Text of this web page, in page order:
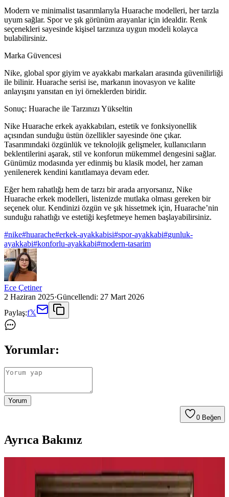
Modern ve minimalist tasarımlarıyla Huarache modelleri, her tarzla
uyum sağlar. Spor ve şık görünüm arayanlar için idealdir. Renk
seçenekleri sayesinde kişisel tarzınıza uygun modeli kolayca
bulabilirsiniz.
Marka Güvencesi
Nike, global spor giyim ve ayakkabı markaları arasında güvenilirliği
ile bilinir. Huarache serisi ise, markanın inovasyon ve kalite
anlayışını yansıtan en iyi örneklerden biridir.
Sonuç: Huarache ile Tarzınızı Yükseltin
Nike Huarache erkek ayakkabıları, estetik ve fonksiyonellik
açısından sunduğu üstün özellikler sayesinde öne çıkar.
Tasarımındaki özgünlük ve teknolojik gelişmeler, kullanıcıların
beklentilerini aşarak, stil ve konforun mükemmel dengesini sağlar.
Günümüz modasında yer edinmiş bu klasik model, her zaman
yenilenerek kendini kanıtlamaya devam eder.
Eğer hem rahatlığı hem de tarzı bir arada arıyorsanız, Nike
Huarache erkek modelleri, listenizde mutlaka olması gereken bir
seçenek olur. Kendinizi özgün ve şık hissetmek için, Huarache’nin
sunduğu rahatlığı ve estetiği keşfetmeye hemen başlayabilirsiniz.
#nike#huarache#erkek-ayakkabisi#spor-ayakkabi#gunluk-
ayakkabi#konforlu-ayakkabi#modern-tasarim
Ece Çetiner
2 Haziran 2025·Güncellendi: 27 Mart 2026
Paylaş:f𝕏
Yorumlar:
Yorum
0 Beğen
Ayrıca Bakınız
Nike Air Force 1: Spor ve Günlük Kullanım İçin
Efsanevi Bir Ayakkabı Modeli